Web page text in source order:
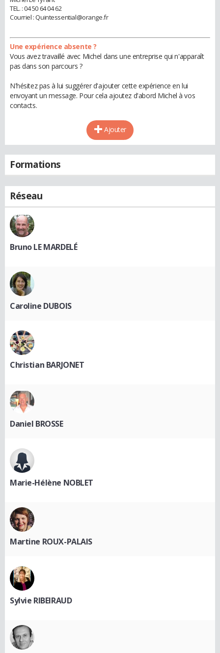
TEL. : 04 50 64 04 62
Courriel : Quintessential@orange.fr
Une expérience absente ?
Vous avez travaillé avec Michel dans une entreprise qui n'apparaît
pas dans son parcours ?
N'hésitez pas à lui suggérer d'ajouter cette expérience en lui
envoyant un message. Pour cela ajoutez d'abord Michel à vos
contacts.
Ajouter
Formations
Réseau
Bruno LE MARDELÉ
Caroline DUBOIS
Christian BARJONET
Daniel BROSSE
Marie-Hélène NOBLET
Martine ROUX-PALAIS
Sylvie RIBEIRAUD